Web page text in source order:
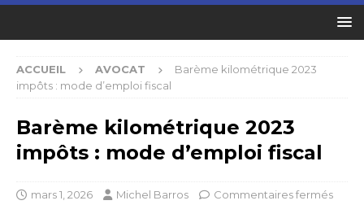
ACCUEIL AVOCAT
Barème kilométrique 2023
impôts : mode d’emploi fiscal
Barème kilométrique 2023
impôts : mode d’emploi fiscal
mars 1, 2026 Michel Barros Commentaires fermés